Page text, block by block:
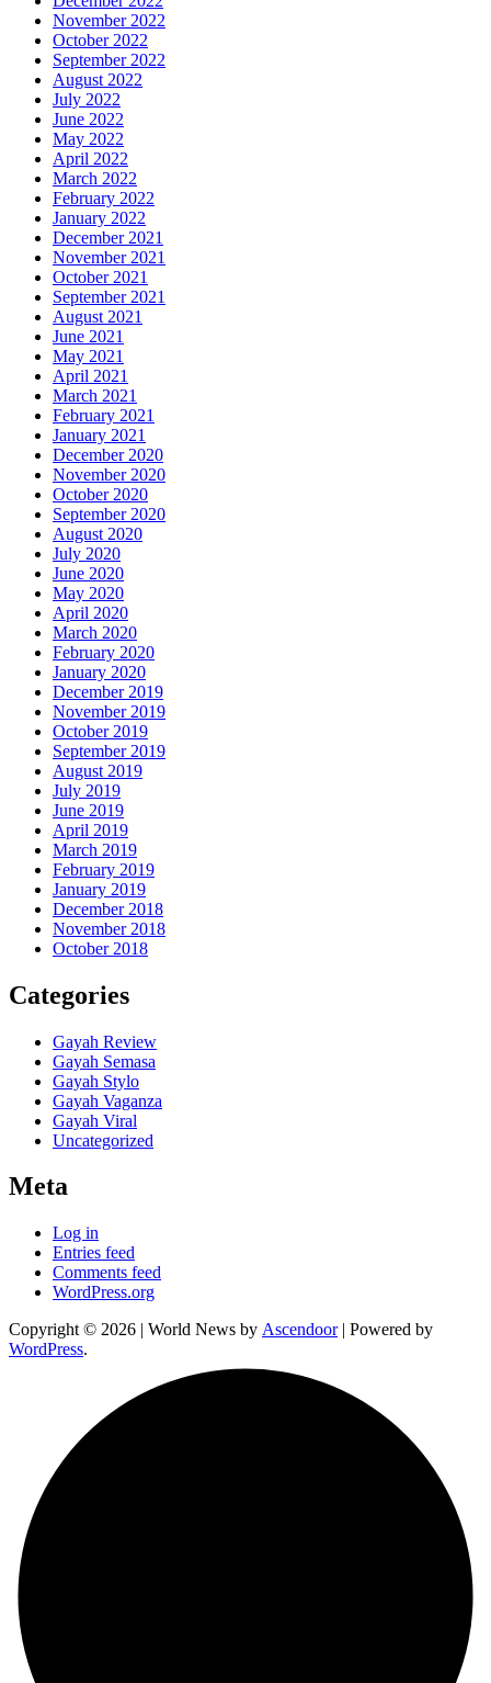
November 2022
October 2022
September 2022
August 2022
July 2022
June 2022
May 2022
April 2022
March 2022
February 2022
January 2022
December 2021
November 2021
October 2021
September 2021
August 2021
June 2021
May 2021
April 2021
March 2021
February 2021
January 2021
December 2020
November 2020
October 2020
September 2020
August 2020
July 2020
June 2020
May 2020
April 2020
March 2020
February 2020
January 2020
December 2019
November 2019
October 2019
September 2019
August 2019
July 2019
June 2019
April 2019
March 2019
February 2019
January 2019
December 2018
November 2018
October 2018
Categories
Gayah Review
Gayah Semasa
Gayah Stylo
Gayah Vaganza
Gayah Viral
Uncategorized
Meta
Log in
Entries feed
Comments feed
WordPress.org
Copyright © 2026 | World News by Ascendoor| Powered by
WordPress.